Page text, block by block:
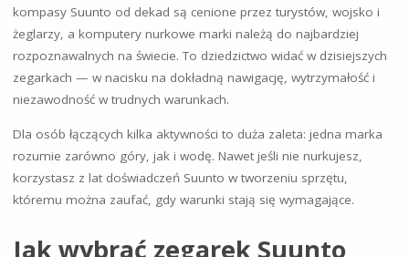
kompasy Suunto od dekad są cenione przez turystów, wojsko i
żeglarzy, a komputery nurkowe marki należą do najbardziej
rozpoznawalnych na świecie. To dziedzictwo widać w dzisiejszych
zegarkach — w nacisku na dokładną nawigację, wytrzymałość i
niezawodność w trudnych warunkach.
Dla osób łączących kilka aktywności to duża zaleta: jedna marka
rozumie zarówno góry, jak i wodę. Nawet jeśli nie nurkujesz,
korzystasz z lat doświadczeń Suunto w tworzeniu sprzętu,
któremu można zaufać, gdy warunki stają się wymagające.
Jak wybrać zegarek Suunto